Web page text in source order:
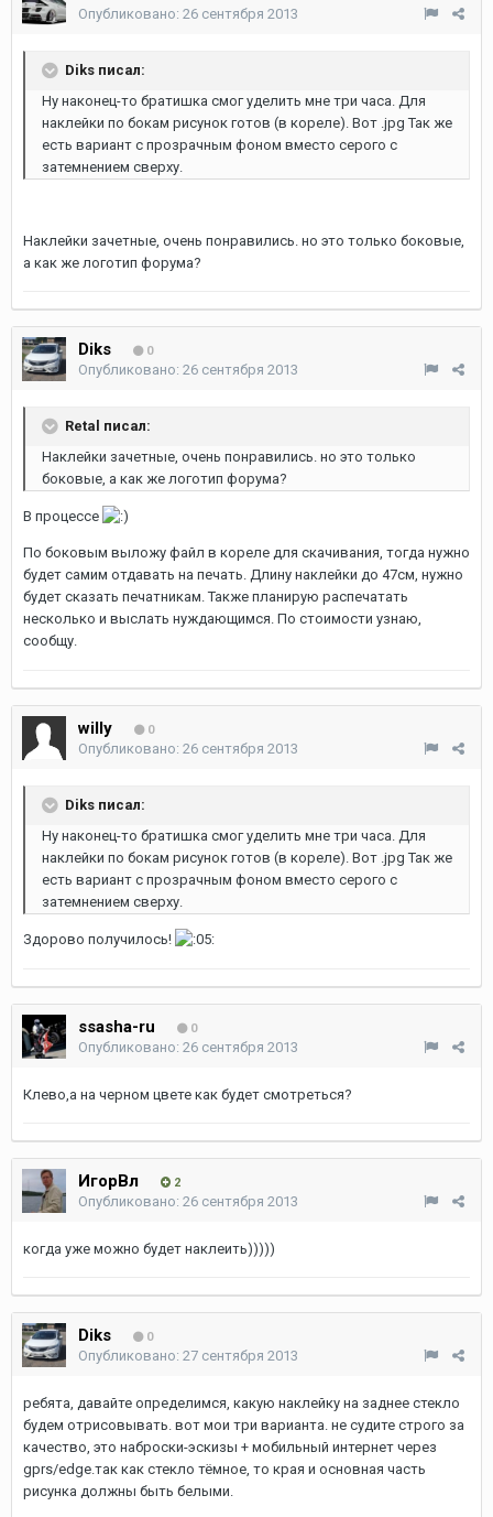
Опубликовано: 26 сентября 2013
Diks писал:
Ну наконец-то братишка смог уделить мне три часа. Для
наклейки по бокам рисунок готов (в кореле). Вот .jpg Так же
есть вариант с прозрачным фоном вместо серого с
затемнением сверху.
Наклейки зачетные, очень понравились. но это только боковые,
а как же логотип форума?
Diks 0
Опубликовано: 26 сентября 2013
Retal писал:
Наклейки зачетные, очень понравились. но это только
боковые, а как же логотип форума?
В процессе
По боковым выложу файл в кореле для скачивания, тогда нужно
будет самим отдавать на печать. Длину наклейки до 47см, нужно
будет сказать печатникам. Также планирую распечатать
несколько и выслать нуждающимся. По стоимости узнаю,
сообщу.
willy 0
Опубликовано: 26 сентября 2013
Diks писал:
Ну наконец-то братишка смог уделить мне три часа. Для
наклейки по бокам рисунок готов (в кореле). Вот .jpg Так же
есть вариант с прозрачным фоном вместо серого с
затемнением сверху.
Здорово получилось!
ssasha-ru 0
Опубликовано: 26 сентября 2013
Клево,а на черном цвете как будет смотреться?
ИгорВл 2
Опубликовано: 26 сентября 2013
когда уже можно будет наклеить)))))
Diks 0
Опубликовано: 27 сентября 2013
ребята, давайте определимся, какую наклейку на заднее стекло
будем отрисовывать. вот мои три варианта. не судите строго за
качество, это наброски-эскизы + мобильный интернет через
gprs/edge.так как стекло тёмное, то края и основная часть
рисунка должны быть белыми.